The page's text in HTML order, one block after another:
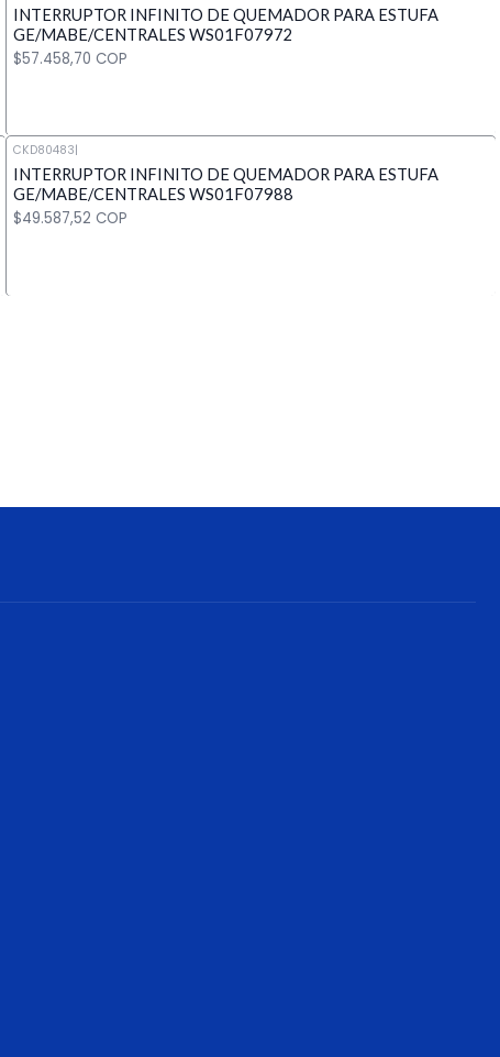
Cantidad
INTERRUPTOR INFINITO DE QUEMADOR PARA ESTUFA
GE/MABE/CENTRALES WS01F07972
$57.458,70 COP
Cantidad
CKD80483|
INTERRUPTOR INFINITO DE QUEMADOR PARA ESTUFA
GE/MABE/CENTRALES WS01F07988
$49.587,52 COP